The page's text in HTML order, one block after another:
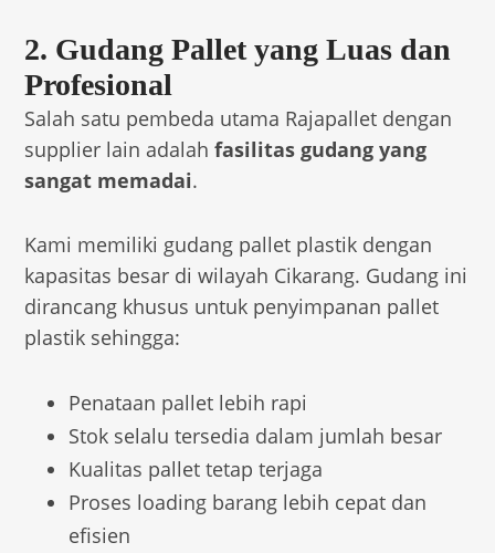
2. Gudang Pallet yang Luas dan
Profesional
Salah satu pembeda utama Rajapallet dengan
supplier lain adalahfasilitas gudang yang
sangat memadai.
Kami memiliki gudang pallet plastik dengan
kapasitas besar di wilayah Cikarang. Gudang ini
dirancang khusus untuk penyimpanan pallet
plastik sehingga:
Penataan pallet lebih rapi
Stok selalu tersedia dalam jumlah besar
Kualitas pallet tetap terjaga
Proses loading barang lebih cepat dan
efisien